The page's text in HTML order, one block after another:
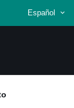
Español